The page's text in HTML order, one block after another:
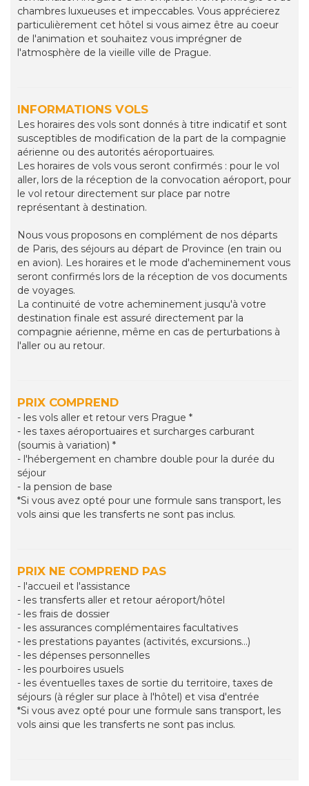
chambres luxueuses et impeccables. Vous apprécierez
particulièrement cet hôtel si vous aimez être au coeur
de l'animation et souhaitez vous imprégner de
l'atmosphère de la vieille ville de Prague.
INFORMATIONS VOLS
Les horaires des vols sont donnés à titre indicatif et sont
susceptibles de modification de la part de la compagnie
aérienne ou des autorités aéroportuaires.
Les horaires de vols vous seront confirmés : pour le vol
aller, lors de la réception de la convocation aéroport, pour
le vol retour directement sur place par notre
représentant à destination.
Nous vous proposons en complément de nos départs
de Paris, des séjours au départ de Province (en train ou
en avion). Les horaires et le mode d'acheminement vous
seront confirmés lors de la réception de vos documents
de voyages.
La continuité de votre acheminement jusqu'à votre
destination finale est assuré directement par la
compagnie aérienne, même en cas de perturbations à
l'aller ou au retour.
PRIX COMPREND
- les vols aller et retour vers Prague *
- les taxes aéroportuaires et surcharges carburant
(soumis à variation) *
- l'hébergement en chambre double pour la durée du
séjour
- la pension de base
*Si vous avez opté pour une formule sans transport, les
vols ainsi que les transferts ne sont pas inclus.
PRIX NE COMPREND PAS
- l'accueil et l'assistance
- les transferts aller et retour aéroport/hôtel
- les frais de dossier
- les assurances complémentaires facultatives
- les prestations payantes (activités, excursions...)
- les dépenses personnelles
- les pourboires usuels
- les éventuelles taxes de sortie du territoire, taxes de
séjours (à régler sur place à l'hôtel) et visa d'entrée
*Si vous avez opté pour une formule sans transport, les
vols ainsi que les transferts ne sont pas inclus.